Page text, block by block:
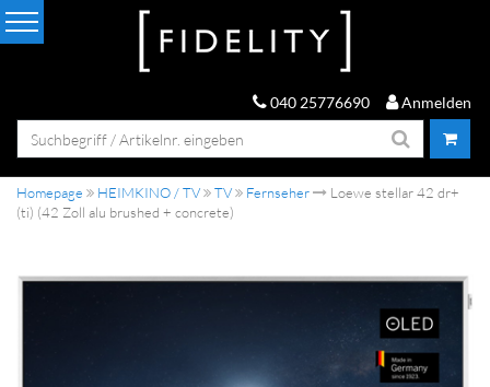
040 25776690 Anmelden
Homepage HEIMKINO / TV TV Fernseher
Loewe stellar 42 dr+
(ti) (42 Zoll alu brushed + concrete)